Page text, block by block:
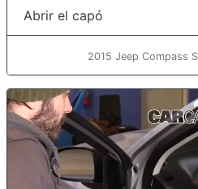
Abrir el capó
2015 Jeep Compass